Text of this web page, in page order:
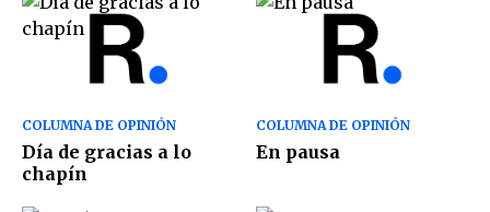
COLUMNA DE OPINIÓN
Día de gracias a lo
chapín
COLUMNA DE OPINIÓN
En pausa